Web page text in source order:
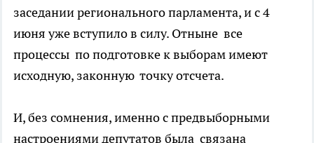
заседании регионального парламента, и с 4
июня уже вступило в силу. Отныне все
процессы по подготовке к выборам имеют
исходную, законную точку отсчета.
И, без сомнения, именно с предвыборными
настроениями депутатов была связана